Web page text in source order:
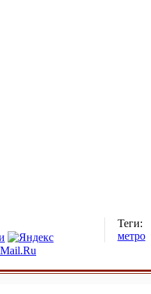
Теги:
метро